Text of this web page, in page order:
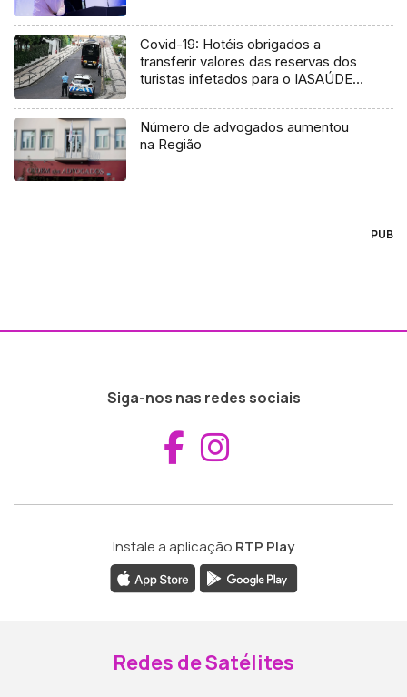
Covid-19: Hotéis obrigados a
transferir valores das reservas dos
turistas infetados para o IASAÚDE
Número de advogados aumentou
na Região
PUB
Siga-nos nas redes sociais
Aceder ao
Instale a aplicação RTP Play
Redes de Satélites